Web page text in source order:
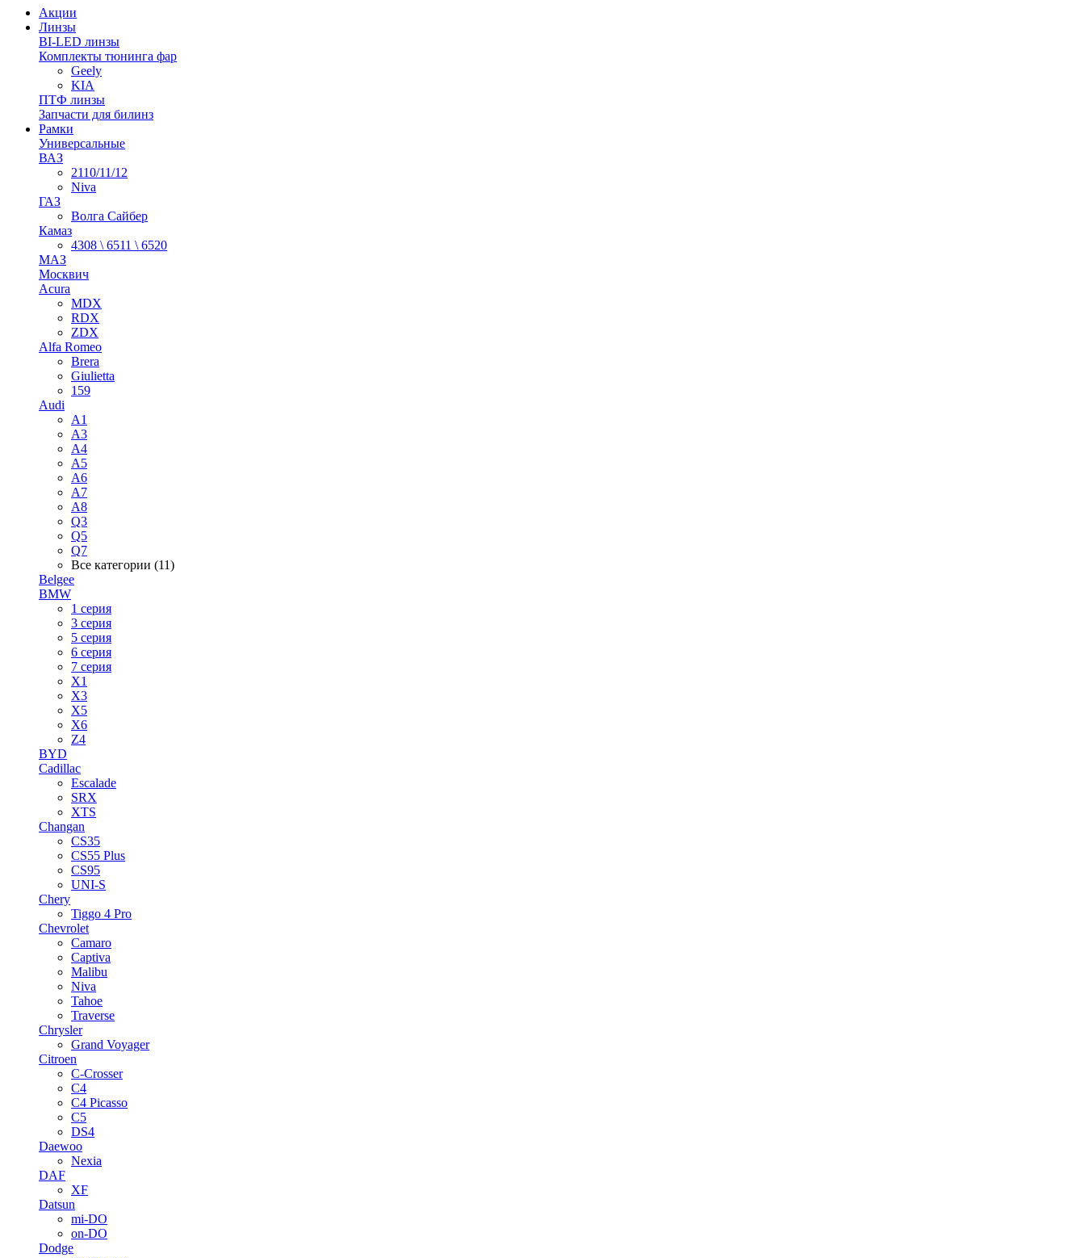
Акции
Линзы
BI-LED линзы
Комплекты тюнинга фар
Geely
KIA
ПТФ линзы
Запчасти для билинз
Рамки
Универсальные
ВАЗ
2110/11/12
Niva
ГАЗ
Волга Сайбер
Камаз
4308 \ 6511 \ 6520
МАЗ
Москвич
Acura
MDX
RDX
ZDX
Alfa Romeo
Brera
Giulietta
159
Audi
A1
A3
A4
A5
A6
A7
A8
Q3
Q5
Q7
Все категории (11)
Belgee
BMW
1 серия
3 серия
5 серия
6 серия
7 серия
X1
X3
X5
X6
Z4
BYD
Cadillac
Escalade
SRX
XTS
Changan
CS35
CS55 Plus
CS95
UNI-S
Chery
Tiggo 4 Pro
Chevrolet
Camaro
Captiva
Malibu
Niva
Tahoe
Traverse
Chrysler
Grand Voyager
Citroen
C-Crosser
C4
C4 Picasso
C5
DS4
Daewoo
Nexia
DAF
XF
Datsun
mi-DO
on-DO
Dodge